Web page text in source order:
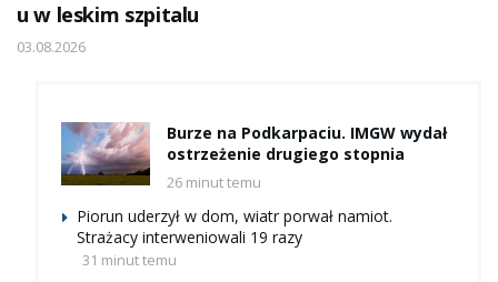
u w leskim szpitalu
03.08.2026
Burze na Podkarpaciu. IMGW wydał
ostrzeżenie drugiego stopnia
26 minut temu
Piorun uderzył w dom, wiatr porwał namiot.
Strażacy interweniowali 19 razy
31 minut temu